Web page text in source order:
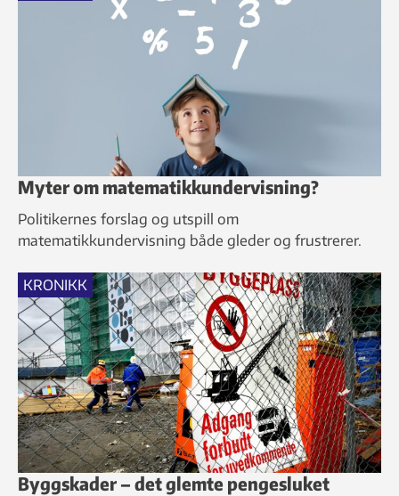
Myter om matematikkundervisning?
Politikernes forslag og utspill om
matematikkundervisning både gleder og frustrerer.
KRONIKK
Byggskader – det glemte pengesluket